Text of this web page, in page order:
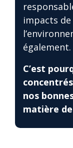
impacts
également.
C’est
nos
matière de